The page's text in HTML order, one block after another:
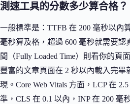
測速工具的分數多少算合格？
一般標準是：TTFB 在 200 毫秒以內
毫秒算及格，超過 600 毫秒就需要認
間（Fully Loaded Time）則看你的頁
豐富的文章頁面在 2 秒以內載入完畢
現。Core Web Vitals 方面，LCP 在
準，CLS 在 0.1 以內，INP 在 200 毫